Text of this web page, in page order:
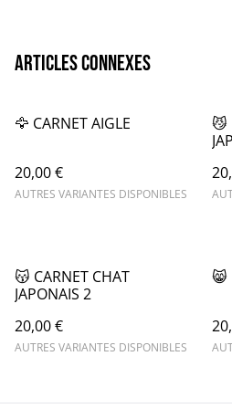
Articles connexes
🦅 CARNET AIGLE
20,00 €
AUTRES VARIANTES DISPONIBLES
😼
😽 CARNET CHAT
JAPONAIS 2
20,00 €
AUTRES VARIANTES DISPONIBLES
😸